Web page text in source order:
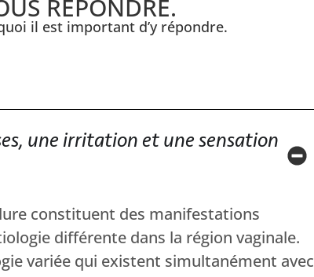
RÉPONDRE.
il est important d’y répondre.
une irritation et une sensation
constituent des manifestations
différente dans la région vaginale.
variée qui existent simultanément avec